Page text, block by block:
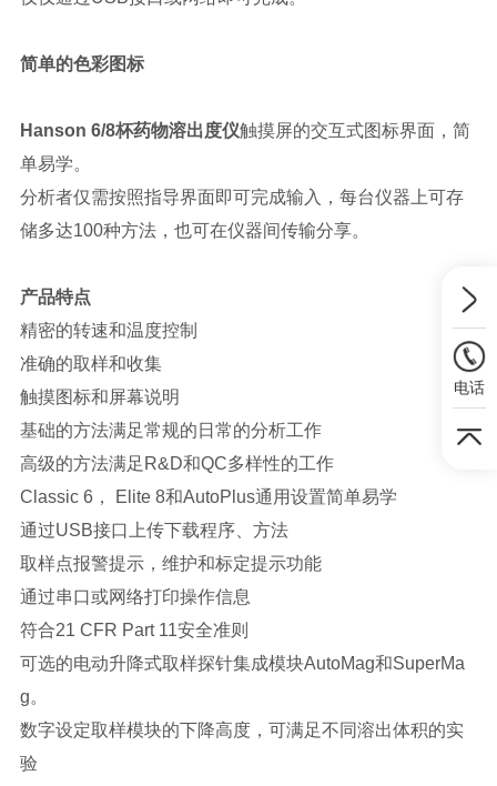
简单的色彩图标
Hanson 6/8杯药物溶出度仪触摸屏的交互式图标界面，简
单易学。
分析者仅需按照指导界面即可完成输入，每台仪器上可存
储多达100种方法，也可在仪器间传输分享。
产品特点
精密的转速和温度控制
准确的取样和收集
触摸图标和屏幕说明
基础的方法满足常规的日常的分析工作
高级的方法满足R&D和QC多样性的工作
Classic 6， Elite 8和AutoPlus通用设置简单易学
通过USB接口上传下载程序、方法
取样点报警提示，维护和标定提示功能
通过串口或网络打印操作信息
符合21 CFR Part 11安全准则
可选的电动升降式取样探针集成模块AutoMag和SuperMa
g。
数字设定取样模块的下降高度，可满足不同溶出体积的实
验
电话